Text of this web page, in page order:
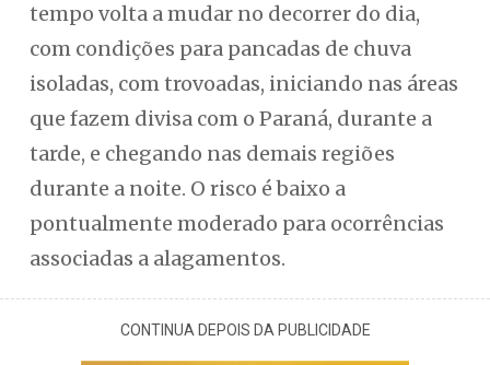
tempo volta a mudar no decorrer do dia,
com condições para pancadas de chuva
isoladas, com trovoadas, iniciando nas áreas
que fazem divisa com o Paraná, durante a
tarde, e chegando nas demais regiões
durante a noite. O risco é baixo a
pontualmente moderado para ocorrências
associadas a alagamentos.
CONTINUA DEPOIS DA PUBLICIDADE